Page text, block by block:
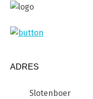
ADRES
Slotenboer